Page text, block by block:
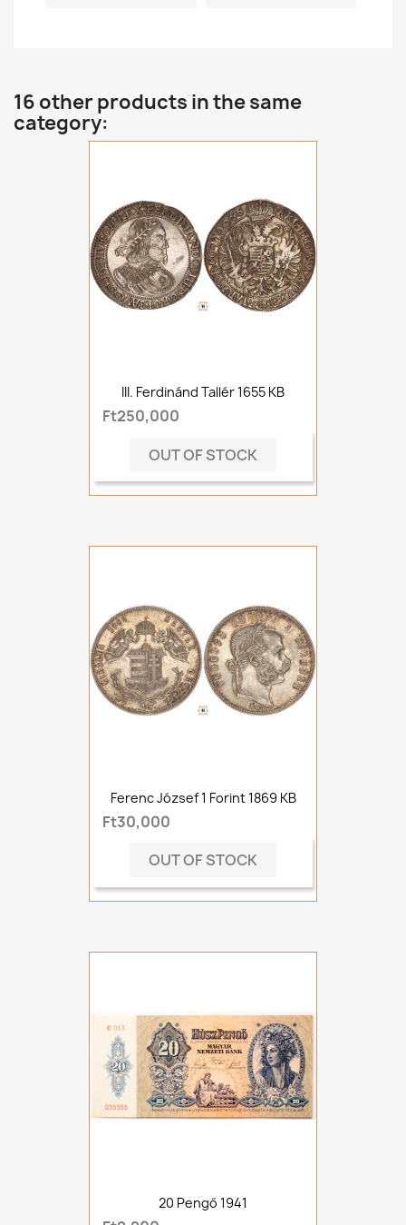
16 other products in the same
category:
III. Ferdinánd Tallér 1655 KB
Ft250,000
OUT OF STOCK
Ferenc József 1 Forint 1869 KB
Ft30,000
OUT OF STOCK
20 Pengő 1941